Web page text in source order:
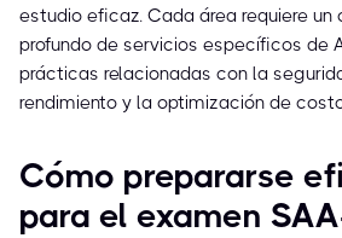
estudio eficaz. Cada área requiere un
profundo de servicios específicos de
prácticas relacionadas con la
rendimiento y la optimización de
Cómo prepararse
para el examen